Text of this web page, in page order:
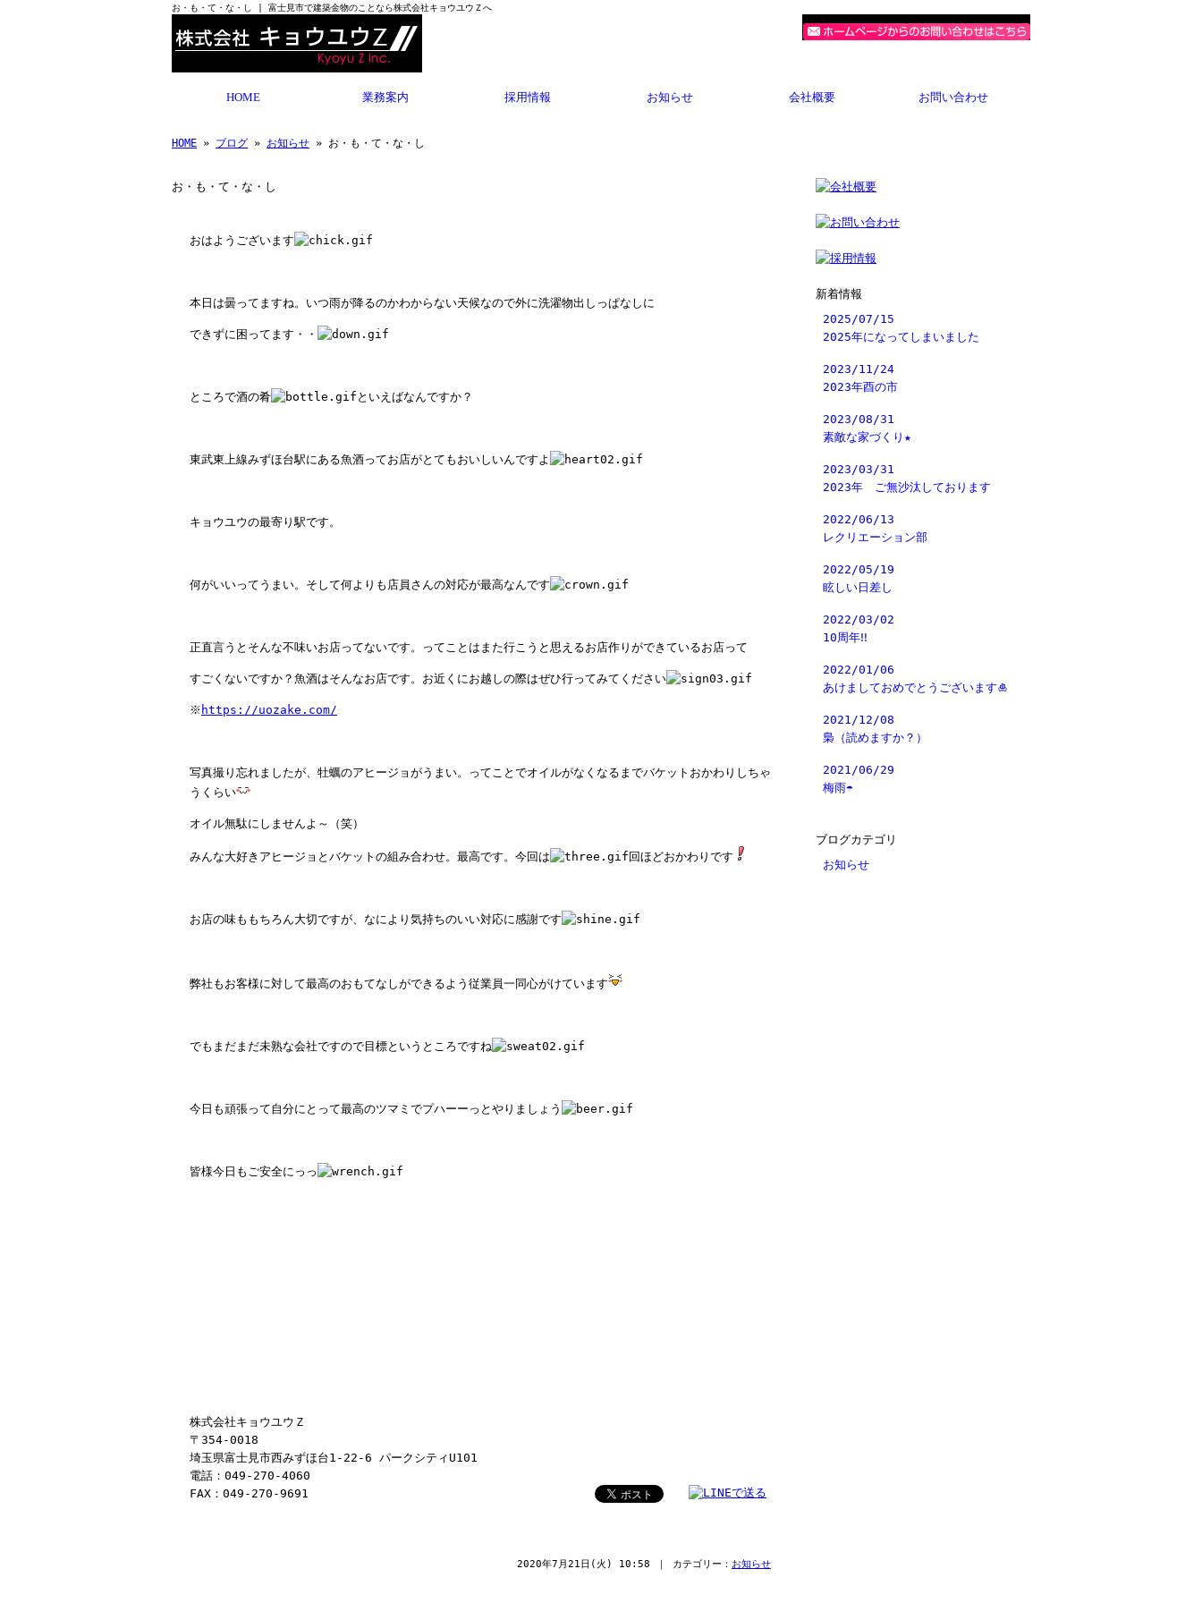
お・も・て・な・し | 富士見市で建築金物のことなら株式会社キョウユウＺへ
HOME 業務案内 採用情報 お知らせ 会社概要 お問い合わせ
HOME » ブログ » お知らせ » お・も・て・な・し
お・も・て・な・し
おはようございます
本日は曇ってますね。いつ雨が降るのかわからない天候なので外に洗濯物出しっぱなしに
できずに困ってます・・
ところで酒の肴 といえばなんですか？
東武東上線みずほ台駅にある魚酒ってお店がとてもおいしいんですよ
キョウユウの最寄り駅です。
何がいいってうまい。そして何よりも店員さんの対応が最高なんです
正直言うとそんな不味いお店ってないです。ってことはまた行こうと思えるお店作りができているお店って
すごくないですか？魚酒はそんなお店です。お近くにお越しの際はぜひ行ってみてください
※ https://uozake.com/
写真撮り忘れましたが、牡蠣のアヒージョがうまい。ってことでオイルがなくなるまでバケットおかわりしちゃ
うくらい
オイル無駄にしませんよ～（笑）
みんな大好きアヒージョとバケットの組み合わせ。最高です。今回は 回ほどおかわりです
お店の味ももちろん大切ですが、なにより気持ちのいい対応に感謝です
弊社もお客様に対して最高のおもてなしができるよう従業員一同心がけています
でもまだまだ未熟な会社ですので目標というところですね
今日も頑張って自分にとって最高のツマミでプハーーっとやりましょう
皆様今日もご安全にっっ
株式会社キョウユウＺ
〒354-0018
埼玉県富士見市西みずほ台1-22-6 パークシティU101
電話：049-270-4060
FAX：049-270-9691
2020年7月21日(火) 10:58 ｜ カテゴリー： お知らせ
新着情報
2025/07/15
2025年になってしまいました
2023/11/24
2023年酉の市
2023/08/31
素敵な家づくり★
2023/03/31
2023年 ご無沙汰しております
2022/06/13
レクリエーション部
2022/05/19
眩しい日差し
2022/03/02
10周年‼
2022/01/06
あけましておめでとうございます🎍
2021/12/08
梟（読めますか？）
2021/06/29
梅雨☂
ブログカテゴリ
お知らせ